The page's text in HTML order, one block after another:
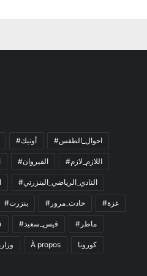
#أوتيك #احوال_الطقس
#القيروان #اللازم_لازم
#النادي_الرياضي_البنزرتي
#بنزرت #حادث_مرور #غزة
#قيس_سعيد #ماطر
À propos كورونا